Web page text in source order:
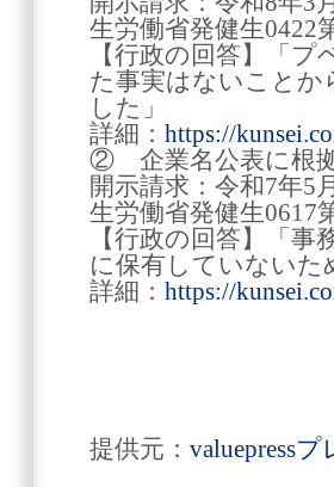
生労働省発健生0422
【行政の回答】「
た事実はないことか
した」
詳細： https://
② 企業名公表に根
開示請求：令和7年
生労働省発健生0617
【行政の回答】「
に保有していないた
詳細： https://
提供元： valuepress